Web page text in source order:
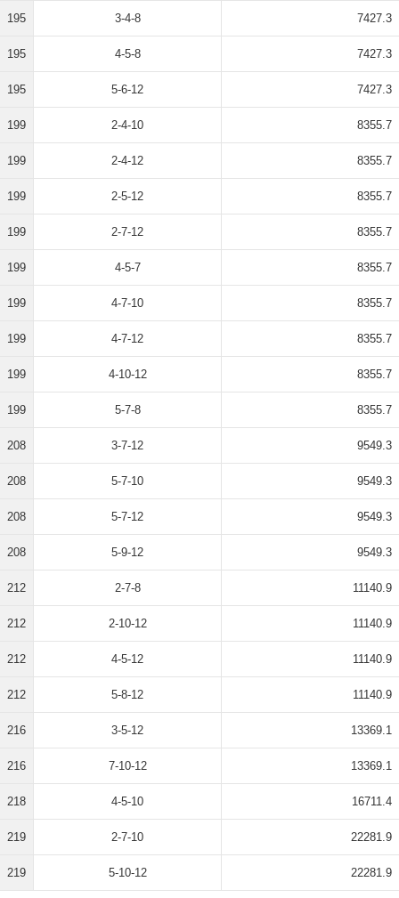
195 3-4-8 7427.3
195 4-5-8 7427.3
195 5-6-12 7427.3
199 2-4-10 8355.7
199 2-4-12 8355.7
199 2-5-12 8355.7
199 2-7-12 8355.7
199 4-5-7 8355.7
199 4-7-10 8355.7
199 4-7-12 8355.7
199 4-10-12 8355.7
199 5-7-8 8355.7
208 3-7-12 9549.3
208 5-7-10 9549.3
208 5-7-12 9549.3
208 5-9-12 9549.3
212 2-7-8 11140.9
212 2-10-12 11140.9
212 4-5-12 11140.9
212 5-8-12 11140.9
216 3-5-12 13369.1
216 7-10-12 13369.1
218 4-5-10 16711.4
219 2-7-10 22281.9
219 5-10-12 22281.9